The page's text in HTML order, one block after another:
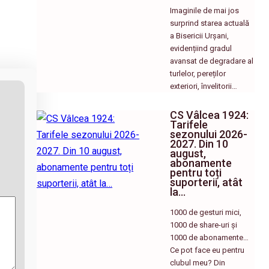
Imaginile de mai jos
surprind starea actuală
a Bisericii Urșani,
evidențiind gradul
avansat de degradare al
turlelor, pereților
exteriori, învelitorii…
CS Vâlcea 1924:
Tarifele
sezonului 2026-
2027. Din 10
august,
abonamente
pentru toți
suporterii, atât
la…
1000 de gesturi mici,
1000 de share-uri și
1000 de abonamente…
Ce pot face eu pentru
clubul meu? Din